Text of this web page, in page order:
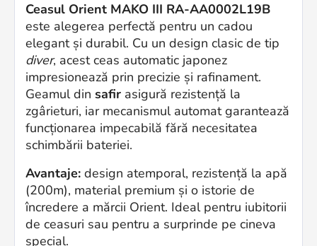
Ceasul Orient MAKO III RA-AA0002L19B
este alegerea perfectă pentru un cadou
elegant și durabil. Cu un design clasic de tip
diver, acest ceas automatic japonez
impresionează prin precizie și rafinament.
Geamul din safir asigură rezistență la
zgârieturi, iar mecanismul automat garantează
funcționarea impecabilă fără necesitatea
schimbării bateriei.
Avantaje: design atemporal, rezistență la apă
(200m), material premium și o istorie de
încredere a mărcii Orient. Ideal pentru iubitorii
de ceasuri sau pentru a surprinde pe cineva
special.